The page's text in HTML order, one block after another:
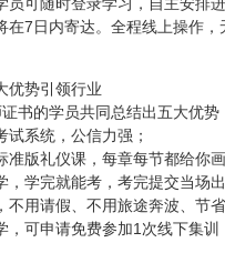
员可随时登录学习，自主安排
在7日内寄达。全程线上操作
优势引领行业
书的学员共同总结出五大优势
系统，公信力强；
版礼仪课，每章每节都给你画
学完就能考，考完提交当场出
用请假、不用旅途奔波、节省
可申请免费参加1次线下集训